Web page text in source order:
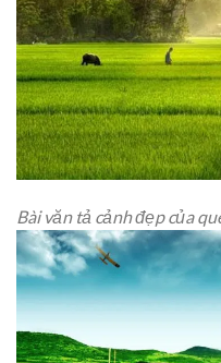
Bài văn tả cảnh đẹp của